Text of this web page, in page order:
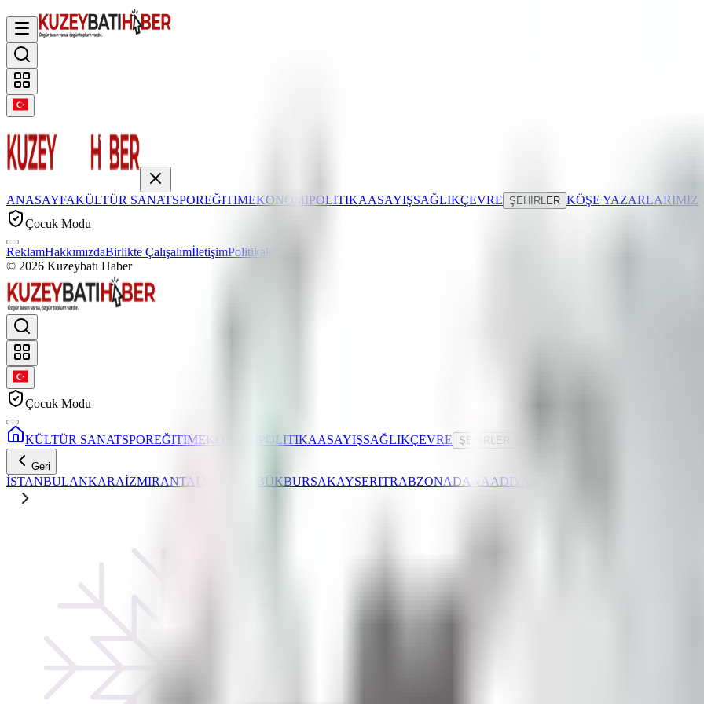
ANASAYFAKÜLTÜR SANATSPOREĞITIMEKONOMIPOLITIKAASAYIŞSAĞLIKÇEVRE ŞEHIRLER KÖŞE YAZARLARIMIZ
Çocuk Modu
ReklamHakkımızdaBirlikte ÇalışalımİletişimPolitikalar
© 2026 Kuzeybatı Haber
Çocuk Modu
KÜLTÜR SANATSPOREĞITIMEKONOMI POLITIKAASAYIŞSAĞLIKÇEVRE ŞEHIRLER
Geri
İSTANBULANKARAİZMIRANTALYA KARABÜKBURSAKAYSERITRABZONADANAADIYAMAN